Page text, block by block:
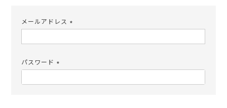
メールアドレス
須)
パスワード
須)